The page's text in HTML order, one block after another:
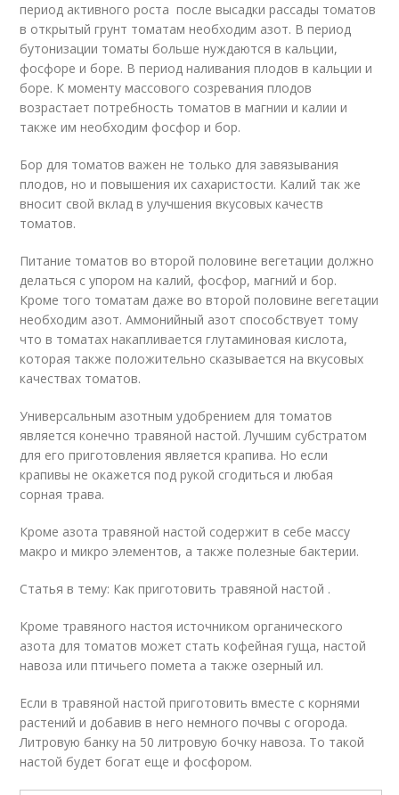
период активного роста после высадки рассады томатов
в открытый грунт томатам необходим азот. В период
бутонизации томаты больше нуждаются в кальции,
фосфоре и боре. В период наливания плодов в кальции и
боре. К моменту массового созревания плодов
возрастает потребность томатов в магнии и калии и
также им необходим фосфор и бор.
Бор для томатов важен не только для завязывания
плодов, но и повышения их сахаристости. Калий так же
вносит свой вклад в улучшения вкусовых качеств
томатов.
Питание томатов во второй половине вегетации должно
делаться с упором на калий, фосфор, магний и бор.
Кроме того томатам даже во второй половине вегетации
необходим азот. Аммонийный азот способствует тому
что в томатах накапливается глутаминовая кислота,
которая также положительно сказывается на вкусовых
качествах томатов.
Универсальным азотным удобрением для томатов
является конечно травяной настой. Лучшим субстратом
для его приготовления является крапива. Но если
крапивы не окажется под рукой сгодиться и любая
сорная трава.
Кроме азота травяной настой содержит в себе массу
макро и микро элементов, а также полезные бактерии.
Статья в тему: Как приготовить травяной настой .
Кроме травяного настоя источником органического
азота для томатов может стать кофейная гуща, настой
навоза или птичьего помета а также озерный ил.
Если в травяной настой приготовить вместе с корнями
растений и добавив в него немного почвы с огорода.
Литровую банку на 50 литровую бочку навоза. То такой
настой будет богат еще и фосфором.